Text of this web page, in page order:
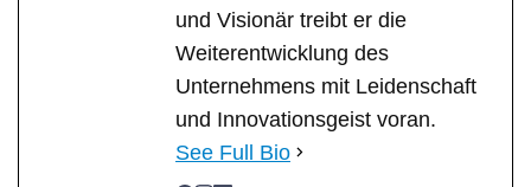
und Visionär treibt er die
Weiterentwicklung des
Unternehmens mit Leidenschaft
und Innovationsgeist voran.
See Full Bio